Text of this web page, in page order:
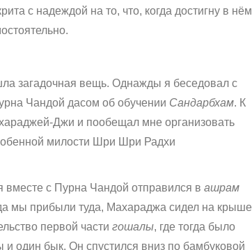
с надеждой на то, что, когда достигну в нём
загадочная вещь. Однажды я беседовал с
Чандой дасом об обучении Сандарбхам. К
Джи и пообещал мне организовать
милости Шри Шри Радхи
вместе с Пурна Чандой отправился в ашрам
мы прибыли туда, Махараджа сидел на крыше
первой части гошалы, где тогда было
и один бык. Он спустился вниз по бамбуковой